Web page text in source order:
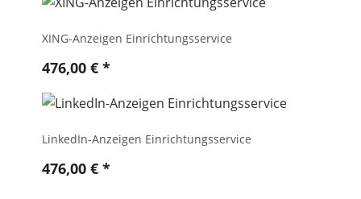
XING-Anzeigen Einrichtungsservice
476,00€ *
LinkedIn-Anzeigen Einrichtungsservice
476,00€ *